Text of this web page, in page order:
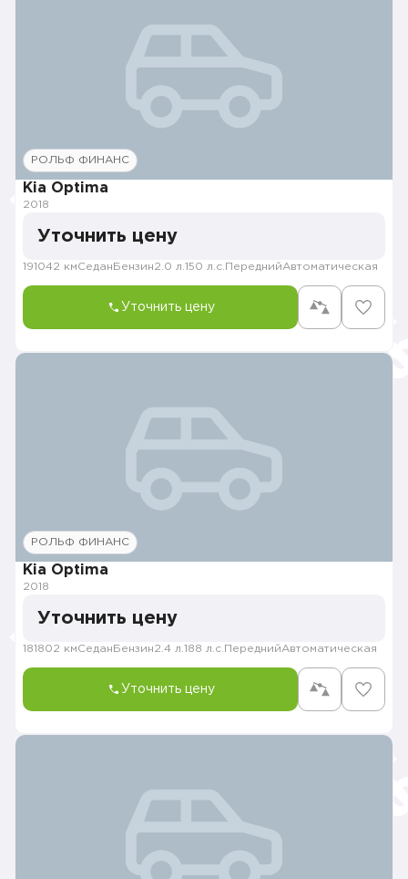
РОЛЬФ ФИНАНС
Kia Optima
2018
Уточнить цену
191042 кмСедан Бензин2.0 л. 150 л.с. ПереднийАвтоматическая
Уточнить цену
РОЛЬФ ФИНАНС
Kia Optima
2018
Уточнить цену
181802 кмСедан Бензин2.4 л. 188 л.с. ПереднийАвтоматическая
Уточнить цену